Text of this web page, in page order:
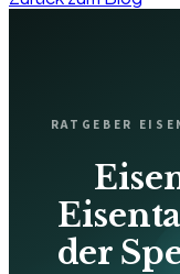
RATGEBER
der